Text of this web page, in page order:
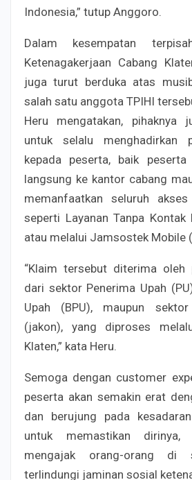
Indonesia,” tutup Anggoro.
Dalam kesempatan
Ketenagakerjaan Cabang
juga turut berduka atas
salah satu anggota TPIHI
Heru mengatakan, pihaknya
untuk selalu menghadirkan
kepada peserta, baik
langsung ke kantor cabang
memanfaatkan seluruh
seperti Layanan Tanpa Kontak
atau melalui Jamsostek Mobile
“Klaim tersebut diterima oleh
dari sektor Penerima Upah
Upah (BPU), maupun
(jakon), yang diproses
Klaten,” kata Heru.
Semoga dengan customer
peserta akan semakin erat
dan berujung pada
untuk memastikan dirinya,
mengajak orang-orang di
terlindungi jaminan sosial